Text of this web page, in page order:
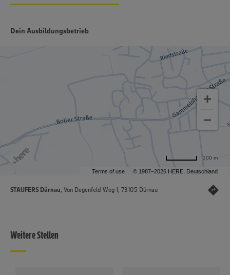
Dein Ausbildungsbetrieb
Terms of use © 1987–2026 HERE, Deutschland
200 m
STAUFERS Dürnau, Von Degenfeld Weg 1, 73105 Dürnau
Weitere Stellen